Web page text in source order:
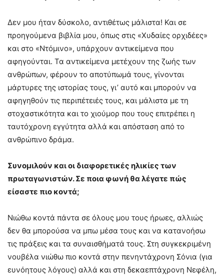
Δεν μου ήταν δύσκολο, αντιθέτως μάλιστα! Και σε
προηγούμενα βιβλία μου, όπως στις «Χυδαίες ορχιδέες»
και στο «Ντόμινο», υπάρχουν αντικείμενα που
αφηγούνται. Τα αντικείμενα μετέχουν της ζωής των
ανθρώπων, φέρουν το αποτύπωμά τους, γίνονται
μάρτυρες της ιστορίας τους, γι’ αυτό και μπορούν να
αφηγηθούν τις περιπέτειές τους, και μάλιστα με τη
στοχαστικότητα και το χιούμορ που τους επιτρέπει η
ταυτόχρονη εγγύτητα αλλά και απόσταση από το
ανθρώπινο δράμα.
Συνομιλούν και οι διαφορετικές ηλικίες των
πρωταγωνιστών. Σε ποια φωνή θα λέγατε πώς
είσαστε πιο κοντά;
Νιώθω κοντά πάντα σε όλους μου τους ήρωες, αλλιώς
δεν θα μπορούσα να μπω μέσα τους και να κατανοήσω
τις πράξεις και τα συναισθήματά τους. Στη συγκεκριμένη
νουβέλα νιώθω πιο κοντά στην πενηντάχρονη Σόνια (για
ευνόητους λόγους) αλλά και στη δεκαεπτάχρονη Νεφέλη,